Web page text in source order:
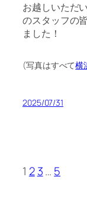
お越しいただ
のスタッフの
ました！
(写真はすべて横
2025/07/31
1 2 3… 5